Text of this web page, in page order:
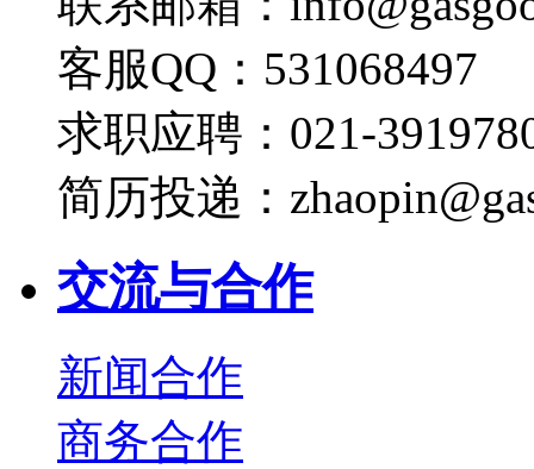
客服QQ：531068497
求职应聘：021-
简历投递：
交流与合作
新闻合作
商务合作